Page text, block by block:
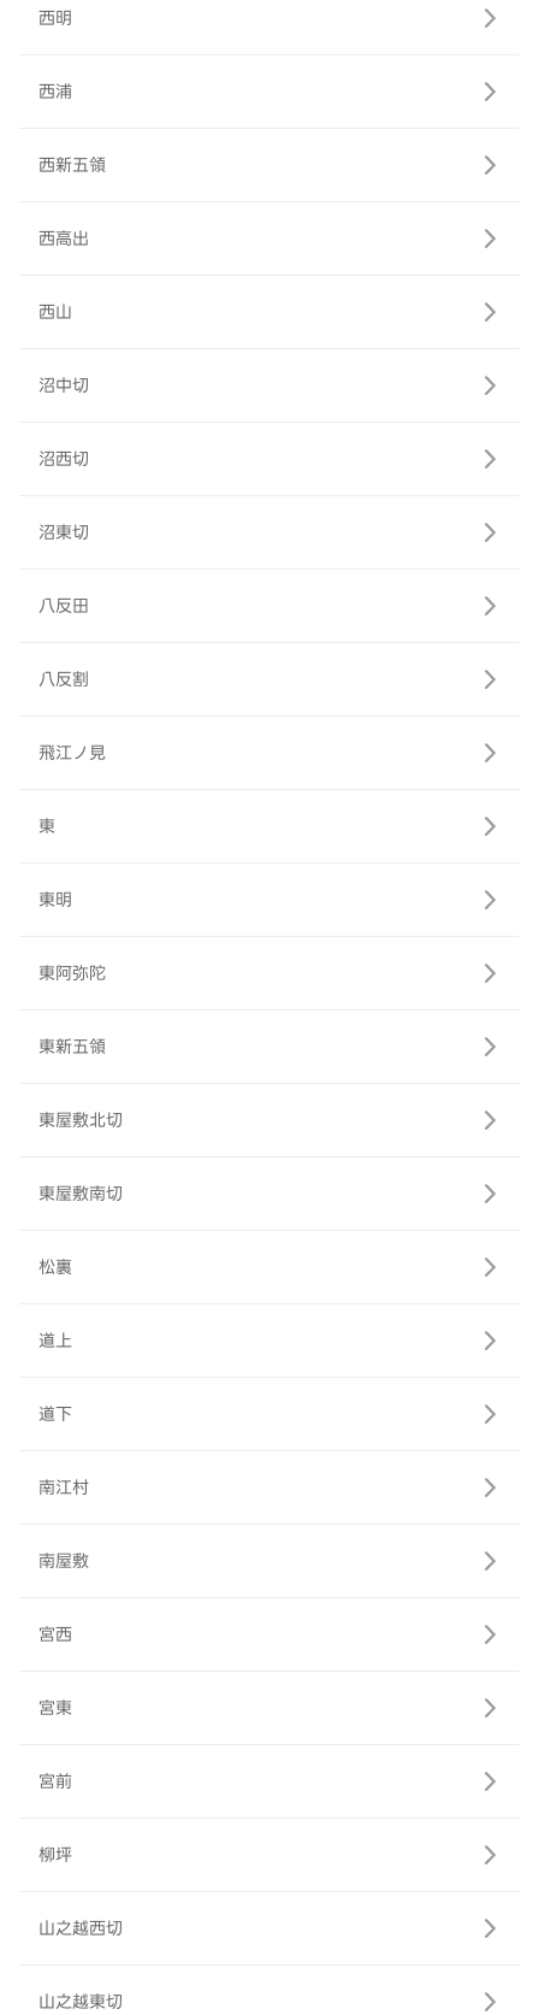
西明
西浦
西新五領
西高出
西山
沼中切
沼西切
沼東切
八反田
八反割
飛江ノ見
東
東明
東阿弥陀
東新五領
東屋敷北切
東屋敷南切
松裏
道上
道下
南江村
南屋敷
宮西
宮東
宮前
柳坪
山之越西切
山之越東切